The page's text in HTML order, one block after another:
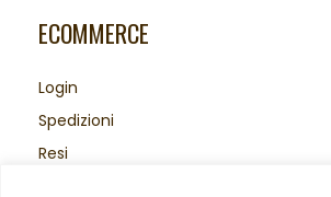
ECOMMERCE
Login
Spedizioni
Resi